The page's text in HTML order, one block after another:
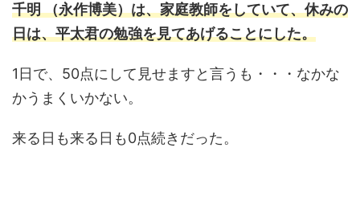
千明 （永作博美）は、家庭教師をしていて、休みの
日は、平太君の勉強を見てあげることにした。
1日で、50点にして見せますと言うも・・・なかな
かうまくいかない。
来る日も来る日も0点続きだった。